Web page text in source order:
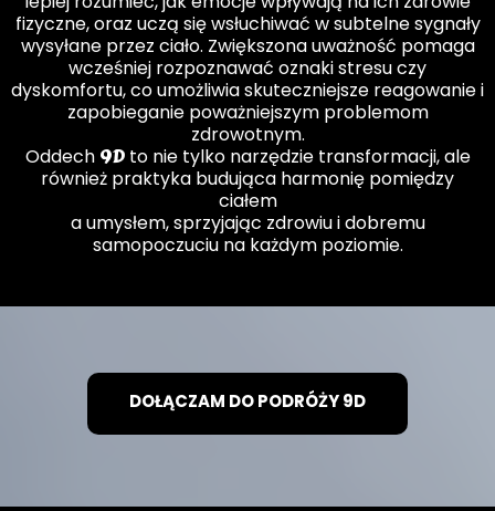
fizyczne, oraz uczą się wsłuchiwać w subtelne sygnały
wysyłane przez ciało. Zwiększona uważność pomaga
wcześniej rozpoznawać oznaki stresu czy
dyskomfortu, co umożliwia skuteczniejsze reagowanie i
zapobieganie poważniejszym problemom
zdrowotnym.
Oddech 9Dto nie tylko narzędzie transformacji, ale
również praktyka budująca harmonię pomiędzy
ciałem
a umysłem, sprzyjając zdrowiu i dobremu
samopoczuciu na każdym poziomie.
DOŁĄCZAM DO PODRÓŻY 9D